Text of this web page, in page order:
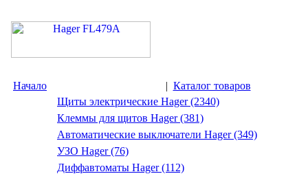
Начало | Каталог товаров
Щиты электрические Hager (2340)
Клеммы для щитов Hager (381)
Автоматические выключатели Hager (349)
УЗО Hager (76)
Диффавтоматы Hager (112)